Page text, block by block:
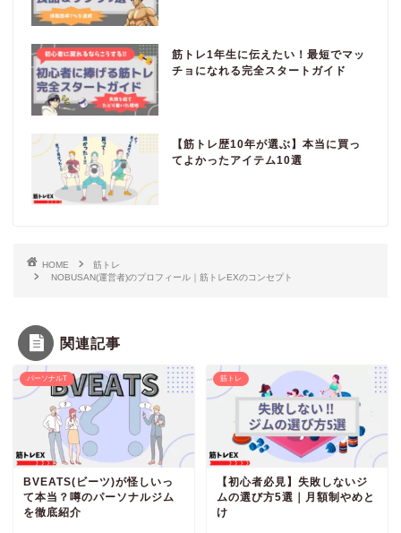
筋トレ1年生に伝えたい！最短でマッ
チョになれる完全スタートガイド
【筋トレ歴10年が選ぶ】本当に買っ
てよかったアイテム10選
HOME
筋トレ
NOBUSAN(運営者)のプロフィール｜筋トレEXのコンセプト
関連記事
パーソナルT
BVEATS(ビーツ)が怪しいっ
て本当？噂のパーソナルジム
を徹底紹介
筋トレ
【初心者必見】失敗しないジ
ムの選び方5選｜月額制やめと
け